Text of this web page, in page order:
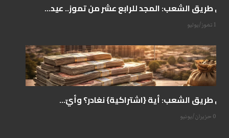
على طريق الشعب: المجد للرابع عشر من تموز.. عيد...
14 تموز/يوليو
على طريق الشعب: أية {اشتراكية} نغادر؟ وأيّ...
07 حزيران/يونيو